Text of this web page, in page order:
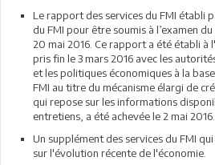
Le rapport des services du FMI établi
du FMI pour être soumis à l’examen
20 mai 2016. Ce rapport a été établi à
pris fin le 3 mars 2016 avec les
et les politiques économiques à la
FMI au titre du mécanisme élargi de
qui repose sur les informations
entretiens, a été achevée le 2 mai 2016.
Un supplément des services du FMI
sur l'évolution récente de l'économie.